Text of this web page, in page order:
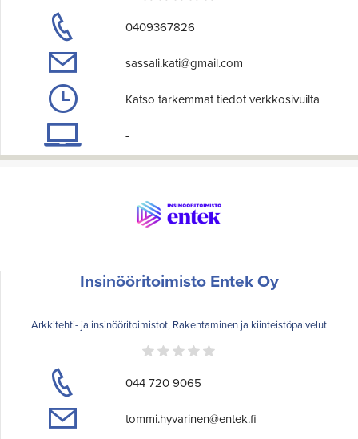
0409367826
sassali.kati@gmail.com
Katso tarkemmat tiedot verkkosivuilta
-
Insinööritoimisto Entek Oy
Arkkitehti- ja insinööritoimistot, Rakentaminen ja kiinteistöpalvelut
044 720 9065
tommi.hyvarinen@entek.fi